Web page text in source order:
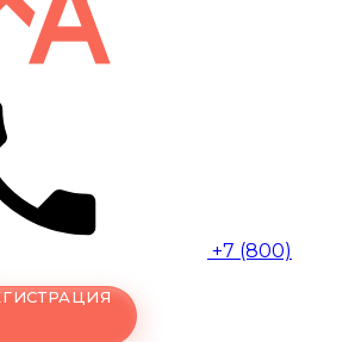
+7 (800)